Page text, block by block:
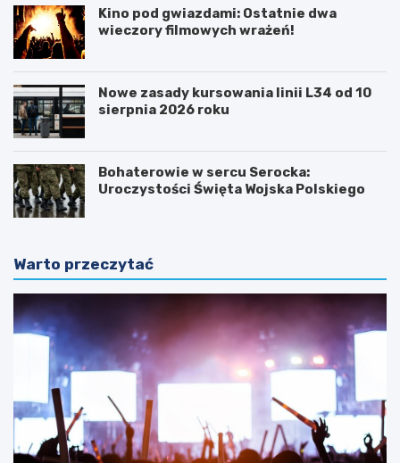
Kino pod gwiazdami: Ostatnie dwa
wieczory filmowych wrażeń!
Nowe zasady kursowania linii L34 od 10
sierpnia 2026 roku
Bohaterowie w sercu Serocka:
Uroczystości Święta Wojska Polskiego
Warto przeczytać